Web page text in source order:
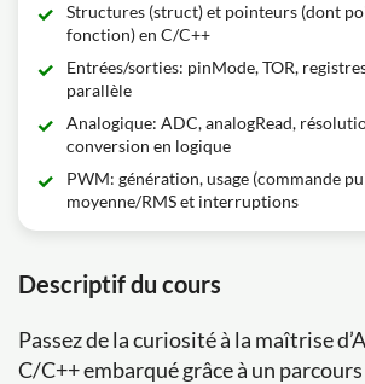
Structures (struct) et pointeurs (dont
fonction) en C/C++
Entrées/sorties: pinMode, TOR,
parallèle
Analogique: ADC, analogRead,
conversion en logique
PWM: génération, usage (commande
moyenne/RMS et interruptions
Descriptif du cours
Passez de la curiosité à la maîtrise
C/C++ embarqué grâce à un